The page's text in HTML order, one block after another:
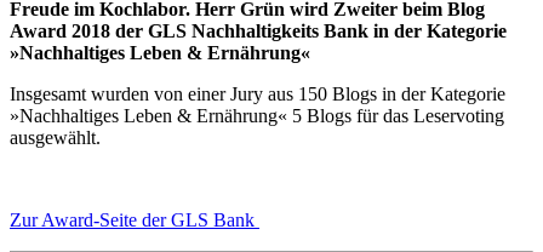
Freude im Kochlabor. Herr Grün wird Zweiter beim Blog
Award 2018 der GLS Nachhaltigkeits Bank in der Kategorie
»Nachhaltiges Leben & Ernährung«
Insgesamt wurden von einer Jury aus 150 Blogs in der Kategorie
»Nachhaltiges Leben & Ernährung« 5 Blogs für das Leservoting
ausgewählt.
Zur Award-Seite der GLS Bank